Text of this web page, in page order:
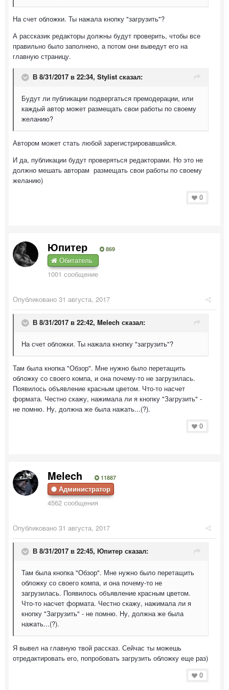
На счет обложки. Ты нажала кнопку "загрузить"?
А рассказик редакторы должны будут проверить, чтобы все
правильно было заполнено, а потом они выведут его на
главную страницу.
В 8/31/2017 в 22:34, Stylist сказал:
Будут ли публикации подвергаться премодерации, или
каждый автор может размещать свои работы по своему
желанию?
Автором может стать любой зарегистрировавшийся.
И да, публикации будут проверяться редакторами. Но это не
должно мешать авторам размещать свои работы по своему
желанию)
0
Юпитер 869
Обитатель
1001 сообщение
Опубликовано 31 августа, 2017
В 8/31/2017 в 22:42, Melech сказал:
На счет обложки. Ты нажала кнопку "загрузить"?
Там была кнопка "Обзор". Мне нужно было перетащить
обложку со своего компа, и она почему-то не загрузилась.
Появилось объявление красным цветом. Что-то насчет
формата. Честно скажу, нажимала ли я кнопку "Загрузить" -
не помню. Ну, должна же была нажать...(?).
0
Melech 11887
Администратор
4562 сообщения
Опубликовано 31 августа, 2017
В 8/31/2017 в 22:45, Юпитер сказал:
Там была кнопка "Обзор". Мне нужно было перетащить
обложку со своего компа, и она почему-то не
загрузилась. Появилось объявление красным цветом.
Что-то насчет формата. Честно скажу, нажимала ли я
кнопку "Загрузить" - не помню. Ну, должна же была
нажать...(?).
Я вывел на главную твой рассказ. Сейчас ты можешь
отредактировать его, попробовать загрузить обложку еще раз)
0